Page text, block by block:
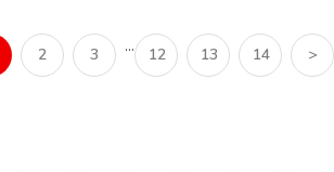
2 3 ... 12 13 14 >